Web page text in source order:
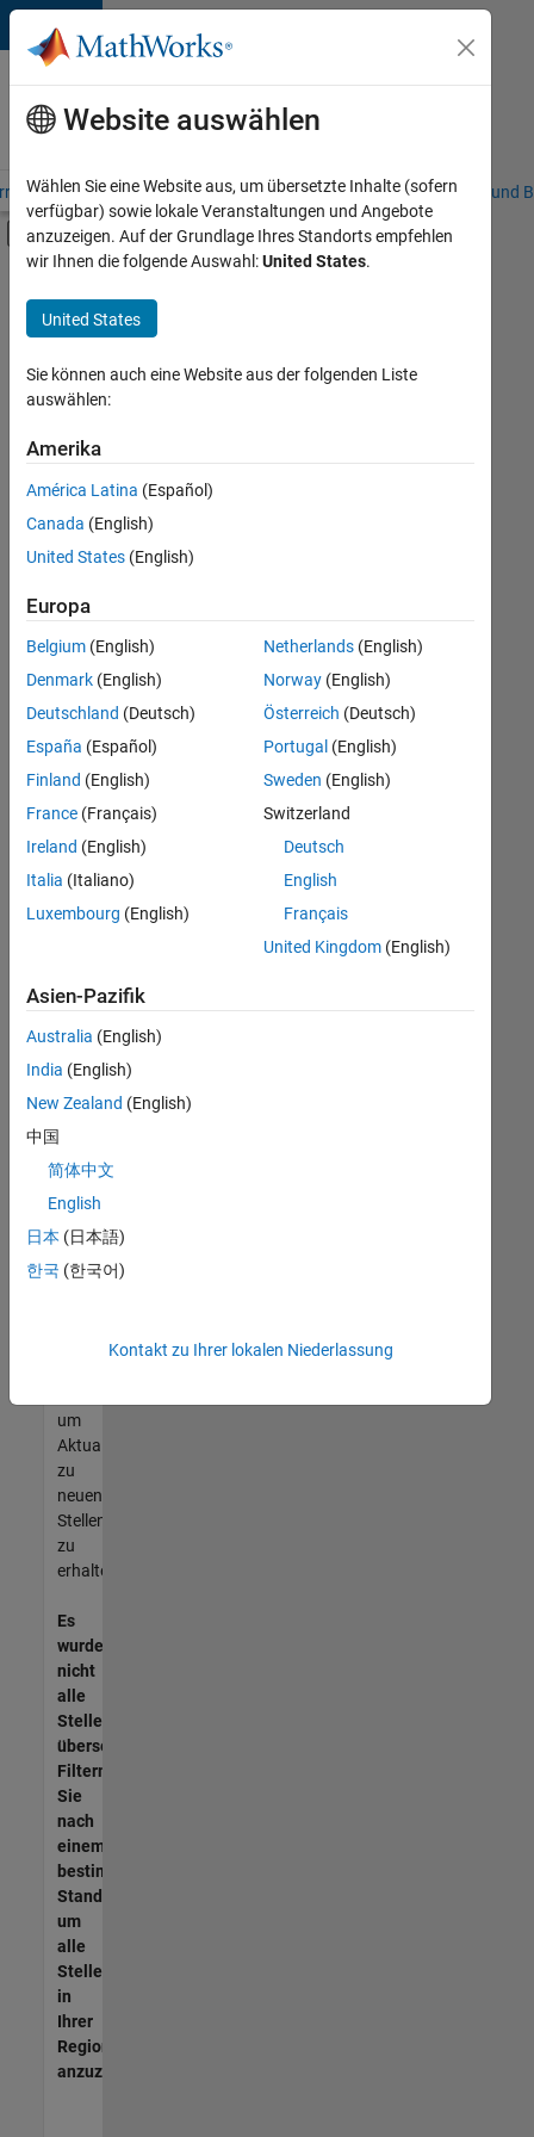
Weiter zum Inhalt
Karriere
bei
MathWorks
– Übersicht Stellensuche Niederlassungen Studierende und
Umschaltung für Off-Canvas-
Hauptinhalt
Praktika
Commercial Sales
Customer Support
Education Sales
Sales Operations
Marketing Communications
Human Resources
Legal
+8
Derzeit
es
keine
offenen
Stellen,
Ihren
Suchkriterien
entsprechen.
können
die
Suchkriterien
weiter
fassen
oder
alle
Stellenangebote
anzeigen .
noch
keine
offenen
Stellen
können,
die
Ihren
entsprechen,
werden
unseres
um
Aktualisierungen
zu
neuen
Stellenangeboten
zu
erhalten.
Es
wurden
nicht
alle
Stellen
übersetzt.
Filtern
Sie
nach
einem
bestimmten
Standort,
um
alle
Stellenangebote
in
Ihrer
Region
anzuzeigen.
Website auswählen
Wählen Sie eine Website aus, um übersetzte Inhalte (sofern
verfügbar) sowie lokale Veranstaltungen und Angebote
anzuzeigen. Auf der Grundlage Ihres Standorts empfehlen
wir Ihnen die folgende Auswahl:United States.
United States
Sie können auch eine Website aus der folgenden Liste
auswählen:
Amerika
América Latina (Español)
Canada (English)
United States (English)
Europa
Belgium (English)
Denmark (English)
Deutschland (Deutsch)
España (Español)
Finland (English)
France (Français)
Ireland (English)
Italia (Italiano)
Luxembourg (English)
Netherlands(English)
Norway(English)
Österreich (Deutsch)
Portugal (English)
Sweden (English)
Switzerland
Deutsch
English
Français
United Kingdom(English)
Asien-Pazifik
Australia (English)
India (English)
New Zealand (English)
中国
简体中文
English
日本 (日本語)
한국 (한국어)
Kontakt zu Ihrer lokalen Niederlassung